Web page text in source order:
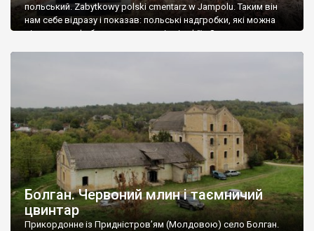
польський. Zabytkowy polski cmentarz w Jampolu. Таким він
нам себе відразу і показав: польські надгробки, які можна
віднести до фабричних, польські епітафії… Загалом цвинтар
Болган. Червоний млин і таємничий
цвинтар
Прикордонне із Придністров’ям (Молдовою) село Болган.